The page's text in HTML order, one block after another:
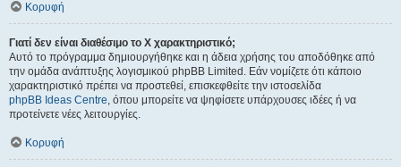
Κορυφή
Γιατί δεν είναι διαθέσιμο το Χ χαρακτηριστικό;
Αυτό το πρόγραμμα δημιουργήθηκε και η άδεια χρήσης του αποδόθηκε από
την ομάδα ανάπτυξης λογισμικού phpBB Limited. Εάν νομίζετε ότι κάποιο
χαρακτηριστικό πρέπει να προστεθεί, επισκεφθείτε την ιστοσελίδα
phpBB Ideas Centre, όπου μπορείτε να ψηφίσετε υπάρχουσες ιδέες ή να
προτείνετε νέες λειτουργίες.
Κορυφή